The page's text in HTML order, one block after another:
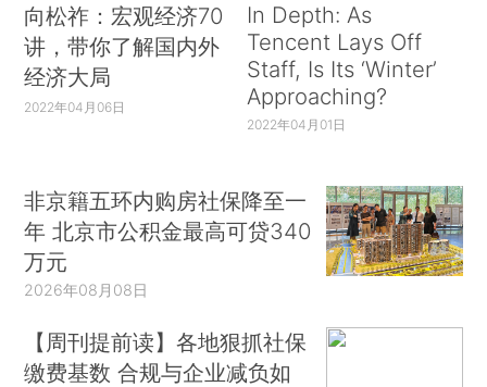
向松祚：宏观经济70
讲，带你了解国内外
经济大局
2022年04月06日
In Depth: As
Tencent Lays Off
Staff, Is Its ‘Winter’
Approaching?
2022年04月01日
非京籍五环内购房社保降至一
年 北京市公积金最高可贷340
万元
2026年08月08日
【周刊提前读】各地狠抓社保
缴费基数 合规与企业减负如